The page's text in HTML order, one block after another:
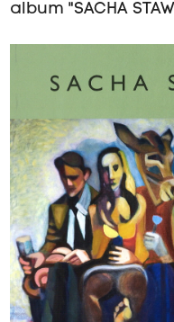
album "SACHA